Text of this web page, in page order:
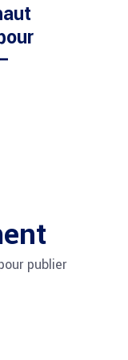
publier